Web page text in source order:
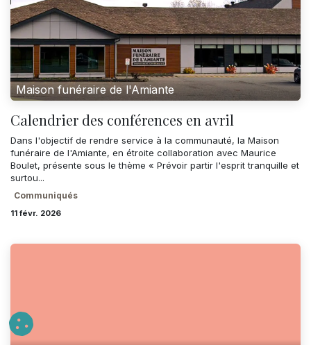
Maison funéraire de l'Amiante
Calendrier des conférences en avril
Dans l'objectif de rendre service à la communauté, la Maison
funéraire de l'Amiante, en étroite collaboration avec Maurice
Boulet, présente sous le thème « Prévoir partir l'esprit tranquille et
surtou...
Communiqués
11 févr. 2026